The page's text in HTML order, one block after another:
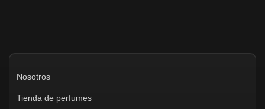
Nosotros
Tienda de perfumes